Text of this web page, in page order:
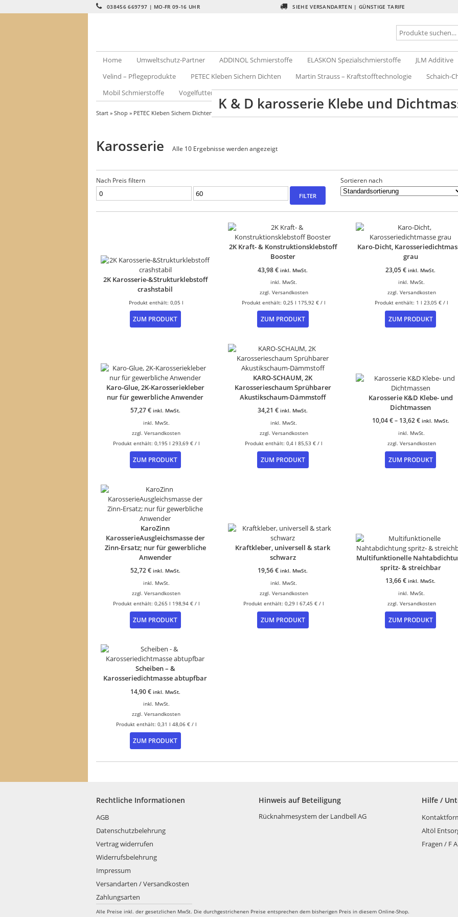
038456 669797 | MO-FR 09-16 UHR SIEHE VERSANDARTEN | GÜNSTIGE TARIFE
Home Umweltschutz-Partner ADDINOL Schmierstoffe ELASKON Spezialschmierstoffe
JLM Additive
Velind – Pflegeprodukte
PETEC Kleben Sichern Dichten Martin Strauss – Kraftstofftechnologie
Schaich-
Mobil Schmierstoffe
Vogelfutter – Kleintierfutter Blog Konto anlegen /registrieren Kontakt Shop
Start » Shop » PETEC Kleben Sichern Dichten K & D karosserie Klebe und
Karosserie Alle 10 Ergebnisse werden angezeigt
Nach Preis filtern
Min.
Max.
FILTER
Sortieren nach
2K Karosserie-&Strukturklebstoff
crashstabil
Produkt enthält: 0,05l
ZUM PRODUKT
2K Kraft- & Konstruktionsklebstoff
Booster
43,98€ inkl. MwSt.
inkl. MwSt.
zzgl. Versandkosten
Produkt enthält: 0,25l 175,92€ /l
ZUM PRODUKT
Karo-Dicht,
grau
23,05€ inkl. MwSt.
inkl. MwSt.
zzgl. Versandkosten
Produkt enthält: 1l 23,05€ /l
ZUM PRODUKT
Karo-Glue, 2K-Karosseriekleber
nur für gewerbliche Anwender
57,27€ inkl. MwSt.
inkl. MwSt.
zzgl.Versandkosten
Produkt enthält: 0,195 l 293,69 €/ l
ZUM PRODUKT
KARO-SCHAUM, 2K
Karosserieschaum Sprühbarer
Akustikschaum-Dämmstoff
34,21€ inkl. MwSt.
inkl. MwSt.
zzgl. Versandkosten
Produkt enthält: 0,4l 85,53€ /l
ZUM PRODUKT
Karosserie K&D Klebe- und
Dichtmassen
10,04€– 13,62€ inkl. MwSt.
inkl. MwSt.
zzgl. Versandkosten
ZUM PRODUKT
Dieses
auf
der
KaroZinn
KarosserieAusgleichsmasse der
Zinn-Ersatz; nur für gewerbliche
Anwender
52,72 € inkl. MwSt.
inkl. MwSt.
zzgl.Versandkosten
Produkt enthält: 0,265 l 198,94 €/ l
ZUM PRODUKT
Kraftkleber, universell & stark
schwarz
19,56€ inkl. MwSt.
inkl. MwSt.
zzgl. Versandkosten
Produkt enthält: 0,29l 67,45€ /l
ZUM PRODUKT
Multifunktionelle
spritz- & streichbar
13,66€ inkl. MwSt.
inkl. MwSt.
zzgl. Versandkosten
ZUM PRODUKT
Dieses
Scheiben – &
Karosseriedichtmasse abtupfbar
14,90€ inkl. MwSt.
inkl. MwSt.
zzgl.Versandkosten
Produkt enthält: 0,31 l 48,06 €/ l
ZUM PRODUKT
Dieses
mehrere
Optionen
Rechtliche Informationen
AGB
Datenschutzbelehrung
Vertrag widerrufen
Widerrufsbelehrung
Impressum
Versandarten / Versandkosten
Zahlungsarten
Hinweis auf Beteiligung
Rücknahmesystem der Landbell AG
Hilfe /
Altöl
Fragen / F
Alle Preise inkl. der gesetzlichen MwSt. Die durchgestrichenen Preise entsprechen dem bisherigen Preis in diesem Online-Shop.